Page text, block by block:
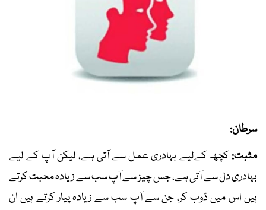
سرطان:
مثبت:کچھ کےلیے بہادری عمل سے آتی ہے، لیکن آپ کے لیے
بہادری دل سے آتی ہے، جس چیز سے آپ سب سے زیادہ محبت کرتے
ہیں اس میں ڈوب کر، جن سے آپ سب سے زیادہ پیار کرتے ہیں ان